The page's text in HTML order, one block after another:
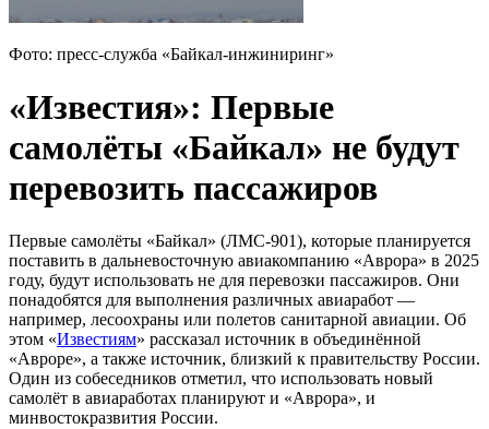
Фото: пресс-служба «Байкал-инжиниринг»
«Известия»: Первые
самолёты «Байкал» не будут
перевозить пассажиров
Первые самолёты «Байкал» (ЛМС-901), которые планируется
поставить в дальневосточную авиакомпанию «Аврора» в 2025
году, будут использовать не для перевозки пассажиров. Они
понадобятся для выполнения различных авиаработ —
например, лесоохраны или полетов санитарной авиации. Об
этом «Известиям» рассказал источник в объединённой
«Авроре», а также источник, близкий к правительству России.
Один из собеседников отметил, что использовать новый
самолёт в авиаработах планируют и «Аврора», и
минвостокразвития России.